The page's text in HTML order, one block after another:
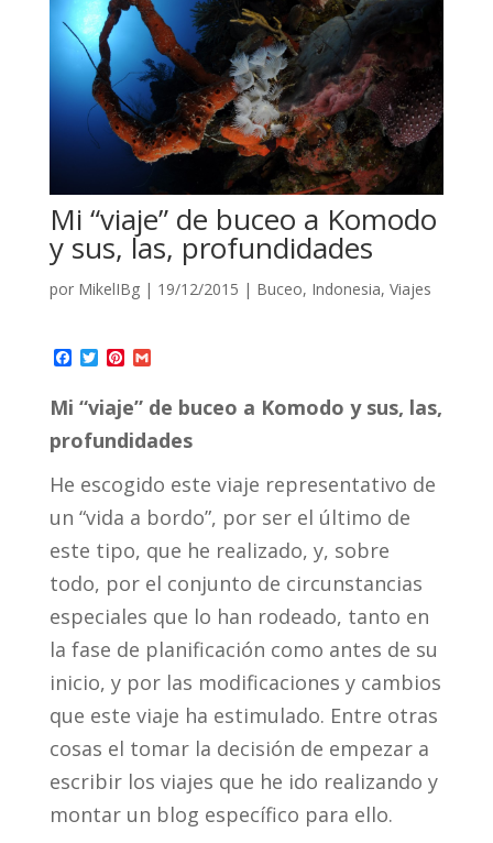
Mi “viaje” de buceo a Komodo
y sus, las, profundidades
por MikelIBg| 19/12/2015 | Buceo, Indonesia, Viajes
Facebook
TwitterPinterest
Gmail
Mi “viaje” de buceo a Komodo y sus, las,
profundidades
He escogido este viaje representativo de
un “vida a bordo”, por ser el último de
este tipo, que he realizado, y, sobre
todo, por el conjunto de circunstancias
especiales que lo han rodeado, tanto en
la fase de planificación como antes de su
inicio, y por las modificaciones y cambios
que este viaje ha estimulado. Entre otras
cosas el tomar la decisión de empezar a
escribir los viajes que he ido realizando y
montar un blog específico para ello.